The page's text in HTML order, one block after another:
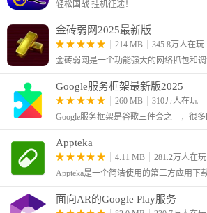
5、等待安装完成，点击finish结束安装
轻松国战 挂机征途！
金砖弱网2025最新版
214 MB
345.8万人在玩
Google服务框架最新版2025
260 MB
310万人在玩
Appteka
4.11 MB
281.2万人在玩
面向AR的Google Play服务